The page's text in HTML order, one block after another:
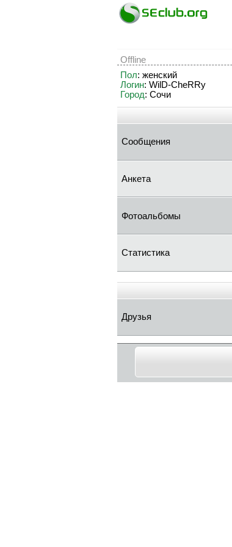
Offline
Пол: женский
Логин: WilD-CheRRy
Город: Сочи
Сообщения
Анкета
Фотоальбомы
Статистика
Друзья